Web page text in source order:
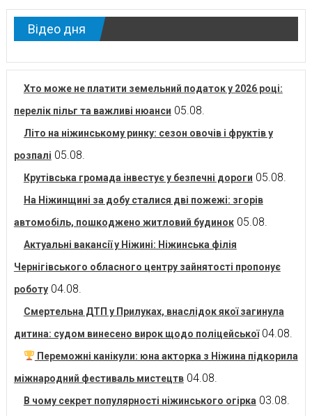
Відео дня
Хто може не платити земельний податок у 2026 році:
перелік пільг та важливі нюанси 05.08.
Літо на ніжинському ринку: сезон овочів і фруктів у
розпалі 05.08.
Крутівська громада інвестує у безпечні дороги 05.08.
На Ніжинщині за добу сталися дві пожежі: згорів
автомобіль, пошкоджено житловий будинок 05.08.
Актуальні вакансії у Ніжині: Ніжинська філія
Чернігівського обласного центру зайнятості пропонує
роботу 04.08.
Смертельна ДТП у Прилуках, внаслідок якої загинула
дитина: судом винесено вирок щодо поліцейської 04.08.
Переможні канікули: юна акторка з Ніжина підкорила
міжнародний фестиваль мистецтв 04.08.
В чому секрет популярності ніжинського огірка 03.08.